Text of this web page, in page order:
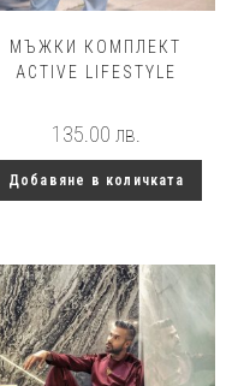
МЪЖКИ КОМПЛЕКТ
ACTIVE LIFESTYLE
135.00 лв.
Добавяне в количката